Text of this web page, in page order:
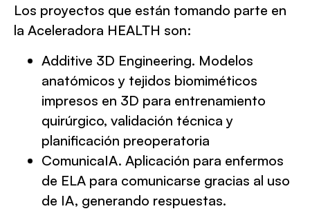
Los proyectos que están tomando parte en
la Aceleradora HEALTH son:
Additive 3D Engineering. Modelos
anatómicos y tejidos biomiméticos
impresos en 3D para entrenamiento
quirúrgico, validación técnica y
planificación preoperatoria
ComunicaIA. Aplicación para enfermos
de ELA para comunicarse gracias al uso
de IA, generando respuestas.